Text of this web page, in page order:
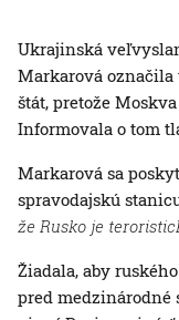
Ukrajinská
Markarová označila
štát, pretože
Informovala o tom
Markarová sa
spravodajskú
že Rusko je
Žiadala, aby
pred medzinárodné